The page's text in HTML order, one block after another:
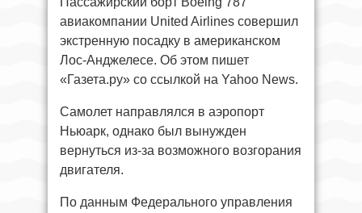
авиакомпании United Airlines совершил
экстренную посадку в американском
Лос-Анджелесе. Об этом пишет
«Газета.ру» со ссылкой на Yahoo News.
Самолет направлялся в аэропорт
Ньюарк, однако был вынужден
вернуться из-за возможного возгорания
двигателя.
По данным Федерального управления